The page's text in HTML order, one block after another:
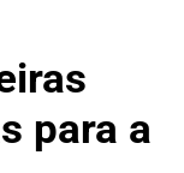
para a